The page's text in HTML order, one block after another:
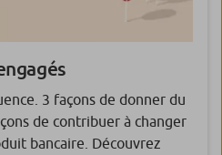
3 façons de donner du
de contribuer à changer
bancaire. Découvrez